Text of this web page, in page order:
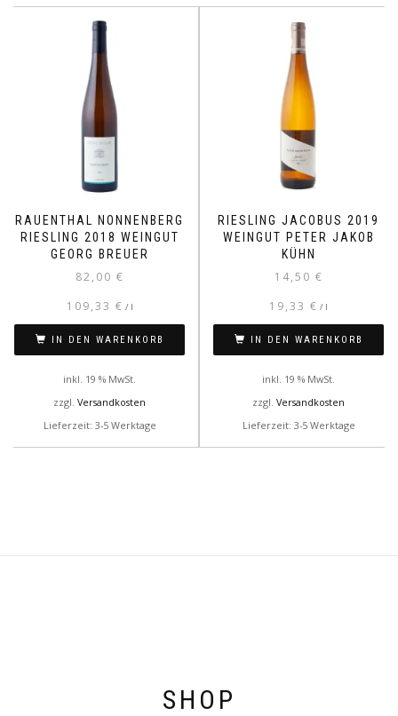
RAUENTHAL NONNENBERG
RIESLING 2018 WEINGUT
GEORG BREUER
82,00 €
109,33 € / l
IN DEN WARENKORB
inkl. 19 % MwSt.
zzgl. Versandkosten
Lieferzeit: 3-5 Werktage
RIESLING JACOBUS 2019
WEINGUT PETER JAKOB
KÜHN
14,50 €
19,33 € / l
IN DEN WARENKORB
inkl. 19 % MwSt.
zzgl. Versandkosten
Lieferzeit: 3-5 Werktage
SHOP